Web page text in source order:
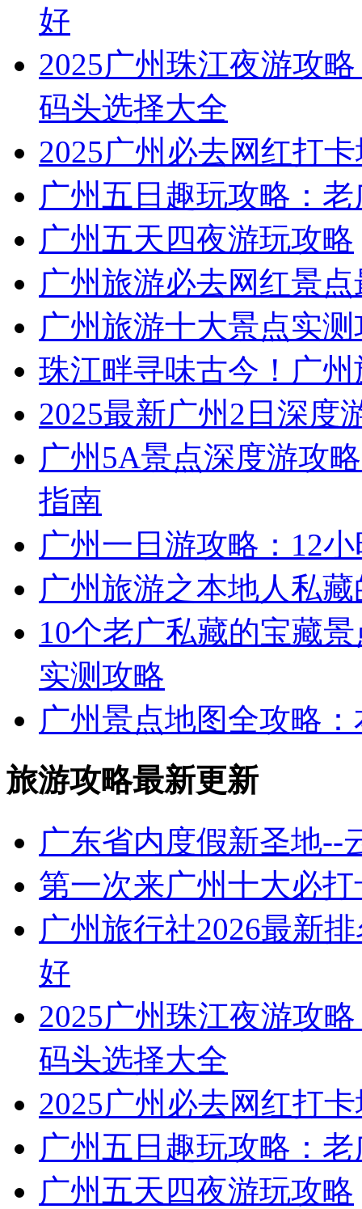
好
2025广州珠江夜游攻
码头选择大全
2025广州必去网红打
广州五日趣玩攻略：
广州五天四夜游玩攻略
广州旅游必去网红景
广州旅游十大景点实
珠江畔寻味古今！广
2025最新广州2日深度
广州5A景点深度游攻
指南
广州一日游攻略：12
广州旅游之本地人私
10个老广私藏的宝藏
实测攻略
广州景点地图全攻略
旅游攻略最新更新
广东省内度假新圣地--
第一次来广州十大必
广州旅行社2026最新
好
2025广州珠江夜游攻
码头选择大全
2025广州必去网红打
广州五日趣玩攻略：
广州五天四夜游玩攻略